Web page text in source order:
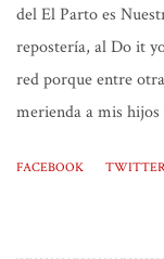
del El Parto es
repostería, al Do it
red porque entre
merienda a mis hijos
FACEBOOK